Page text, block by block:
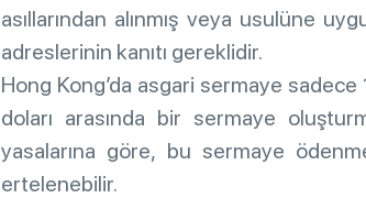
asıllarından alınmış veya usulüne
adreslerinin kanıtı gereklidir.
Hong Kong’da asgari sermaye
doları arasında bir sermaye
yasalarına göre, bu sermaye
ertelenebilir.